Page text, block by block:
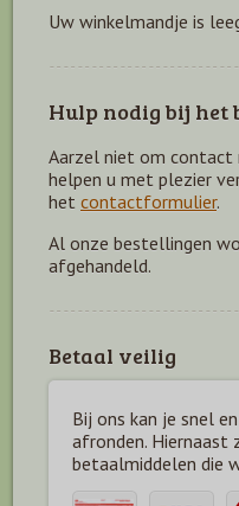
Uw winkelmandje is
Hulp nodig bij het
Aarzel niet om contact
helpen u met plezier
het contactformulier.
Al onze bestellingen
afgehandeld.
Betaal veilig
Bij ons kan je snel
afronden. Hiernaast
betaalmiddelen die